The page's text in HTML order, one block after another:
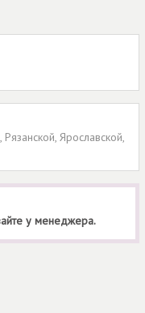
Ярославской,
у менеджера.